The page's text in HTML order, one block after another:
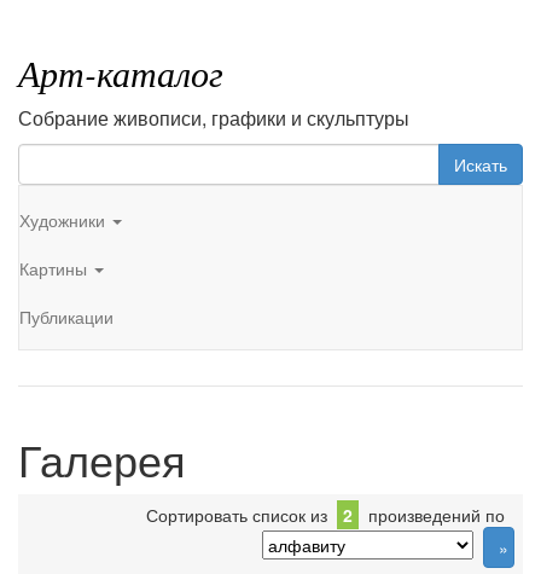
Арт-каталог
Собрание живописи, графики и скульптуры
Искать
Художники
Картины
Публикации
Галерея
Сортировать список из 2 произведений по